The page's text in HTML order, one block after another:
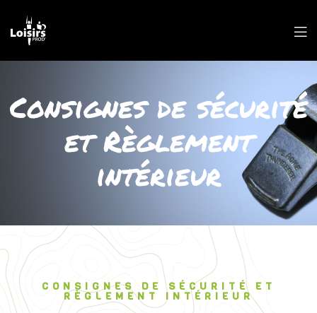
Consignes de sécurité
et Règlement
intérieur
CONSIGNES DE SÉCURITÉ ET
RÈGLEMENT INTÉRIEUR